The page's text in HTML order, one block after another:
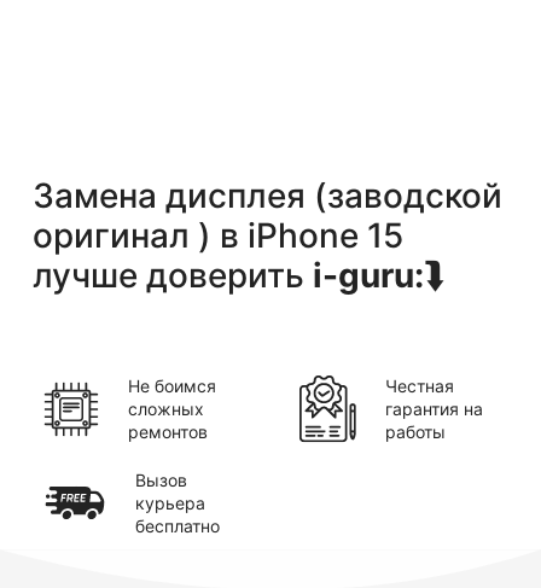
Замена дисплея (заводской
оригинал ) в iPhone 15
лучше доверить i-guru:⮯
Не боимся
сложных
ремонтов
Честная
гарантия на
работы
Вызов
курьера
бесплатно